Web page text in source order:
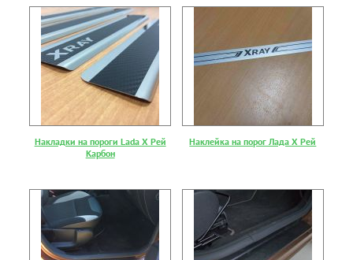
Накладки на пороги Lada Х Рей
Карбон
Наклейка на порог Лада Х Рей